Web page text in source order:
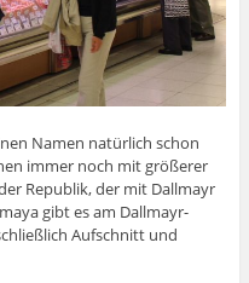
Namen natürlich schon
immer noch mit größerer
Republik, der mit Dallmayr
gibt es am Dallmayr-
Aufschnitt und